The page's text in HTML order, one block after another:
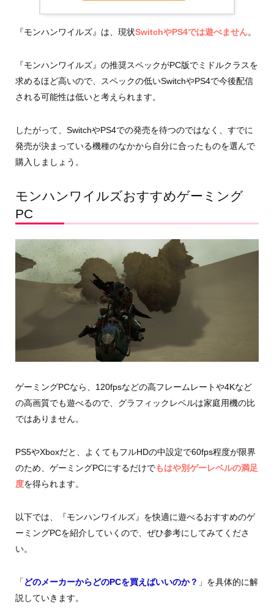
『モンハンワイルズ』は、現状SwitchやPS4では遊べません。
『モンハンワイルズ』の推奨スペックがPC版でミドルクラスを
求めるほど高いので、スペックの低いSwitchやPS4で今後配信
される可能性は低いと考えられます。
したがって、SwitchやPS4での発売を待つのではなく、すでに
発売が決まっている機種のなかから自分に合ったものを選んで
購入しましょう。
モンハンワイルズおすすめゲーミング
PC
ゲーミングPCなら、120fpsなどの高フレームレートや4Kなど
の高画質でも遊べるので、グラフィックレベルは家庭用機の比
ではありません。
PS5やXboxだと、よくてもフルHDの中設定で60fps程度が限界
のため、ゲーミングPCにするだけでもはや別ゲーレベルの満足
度を得られます。
以下では、『モンハンワイルズ』を快適に遊べるおすすめのゲ
ーミングPCを紹介していくので、ぜひ参考にしてみてくださ
い。
「 どのメーカーからどのPCを買えばいいのか？ 」を具体的に解
説していきます。